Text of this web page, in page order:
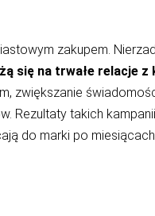
zakupem.
się na trwałe relacje z
zwiększanie
Rezultaty takich
do marki po